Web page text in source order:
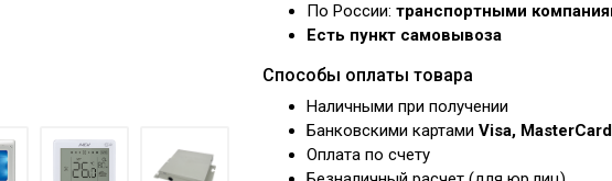
По России: транспортными
Есть пункт самовывоза
Способы оплаты товара
Наличными при получении
Банковскими картами Visa,
Оплата по счету